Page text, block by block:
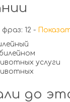
12 -
услуги
до